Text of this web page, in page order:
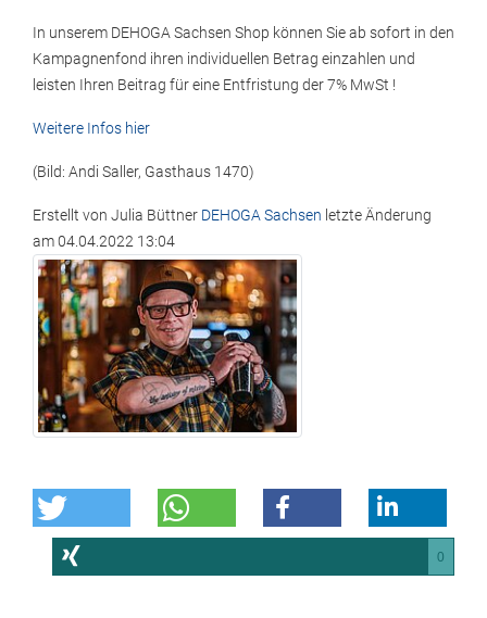
In unserem DEHOGA Sachsen Shop können Sie ab sofort in den
Kampagnenfond ihren individuellen Betrag einzahlen und
leisten Ihren Beitrag für eine Entfristung der 7% MwSt !
Weitere Infos hier
(Bild: Andi Saller, Gasthaus 1470)
Erstellt von Julia Büttner DEHOGA Sachsen letzte Änderung
am04.04.2022 13:04
0